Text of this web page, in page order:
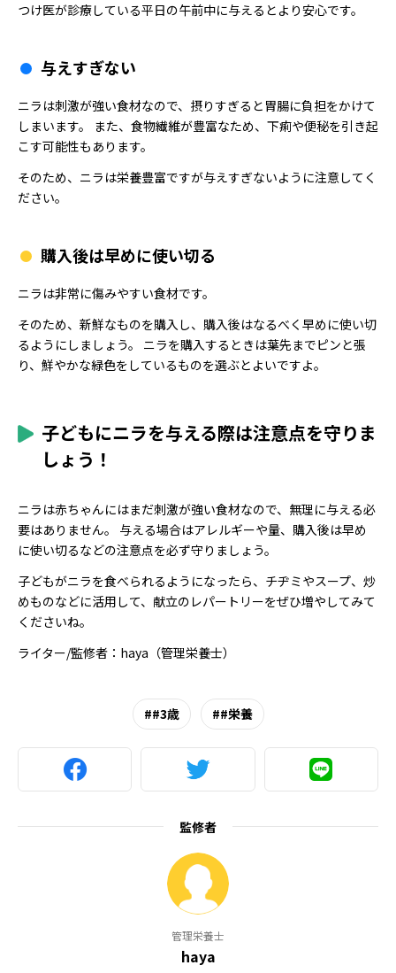
つけ医が診療している平日の午前中に与えるとより安心です。
与えすぎない
ニラは刺激が強い食材なので、摂りすぎると胃腸に負担をかけて
しまいます。 また、食物繊維が豊富なため、下痢や便秘を引き起
こす可能性もあります。
そのため、ニラは栄養豊富ですが与えすぎないように注意してく
ださい。
購入後は早めに使い切る
ニラは非常に傷みやすい食材です。
そのため、新鮮なものを購入し、購入後はなるべく早めに使い切
るようにしましょう。 ニラを購入するときは葉先までピンと張
り、鮮やかな緑色をしているものを選ぶとよいですよ。
子どもにニラを与える際は注意点を守りま
しょう！
ニラは赤ちゃんにはまだ刺激が強い食材なので、無理に与える必
要はありません。 与える場合はアレルギーや量、購入後は早め
に使い切るなどの注意点を必ず守りましょう。
子どもがニラを食べられるようになったら、チヂミやスープ、炒
めものなどに活用して、献立のレパートリーをぜひ増やしてみて
くださいね。
ライター/監修者：haya（管理栄養士）
#3歳 #栄養
監修者
管理栄養士
haya